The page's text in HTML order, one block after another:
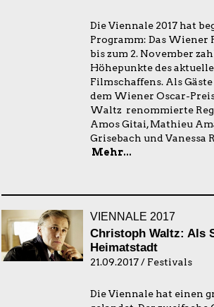
Die Viennale 2017 hat
Programm: Das Wiener
bis zum 2. November
Höhepunkte des
Filmschaffens. Als
dem Wiener Oscar-
Waltz renommierte
Amos Gitai, Mathieu
Grisebach und Vanessa
Mehr...
VIENNALE 2017
Christoph Waltz: Als
Heimatstadt
21.09.2017 / Festivals
Die Viennale hat einen